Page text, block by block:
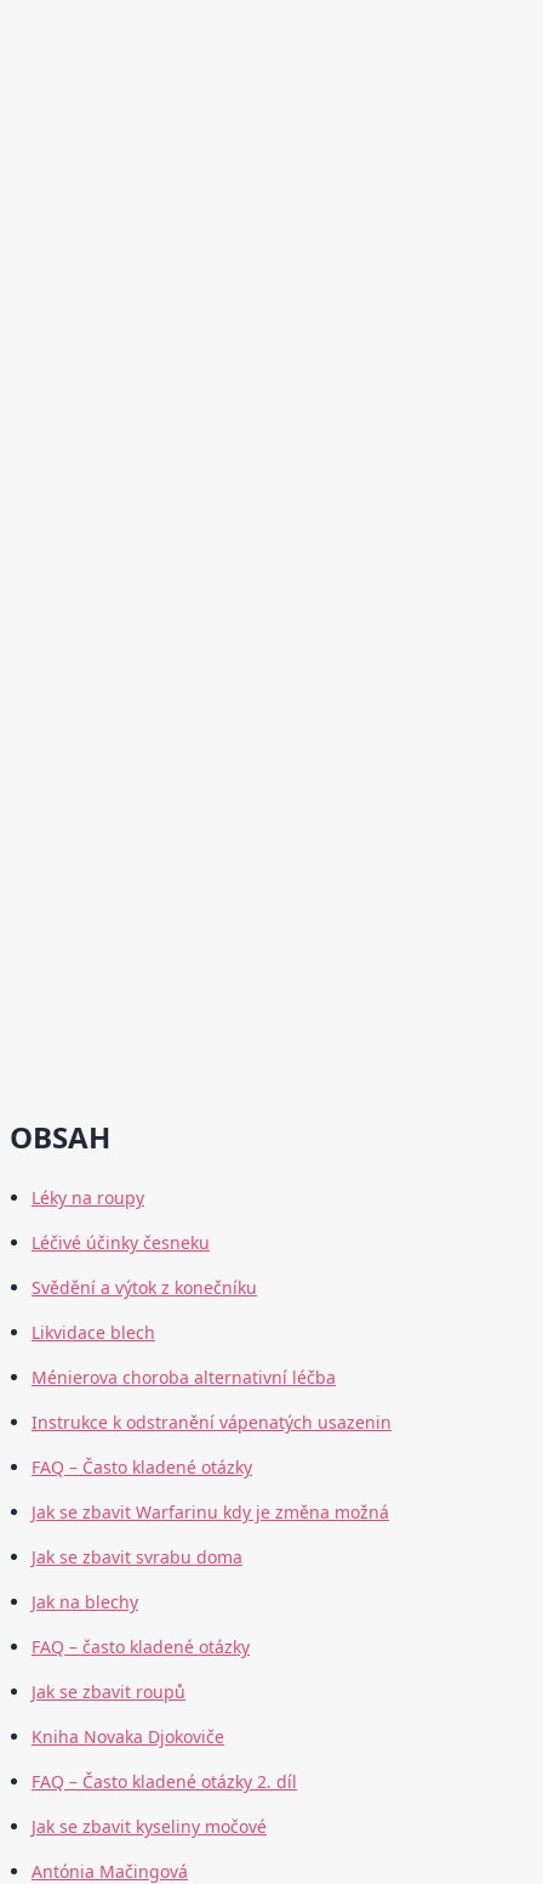
OBSAH
Léky na roupy
Léčivé účinky česneku
Svědění a výtok z konečníku
Likvidace blech
Ménierova choroba alternativní léčba
Instrukce k odstranění vápenatých usazenin
FAQ – Často kladené otázky
Jak se zbavit Warfarinu kdy je změna možná
Jak se zbavit svrabu doma
Jak na blechy
FAQ – často kladené otázky
Jak se zbavit roupů
Kniha Novaka Djokoviče
FAQ – Často kladené otázky 2. díl
Jak se zbavit kyseliny močové
Antónia Mačingová